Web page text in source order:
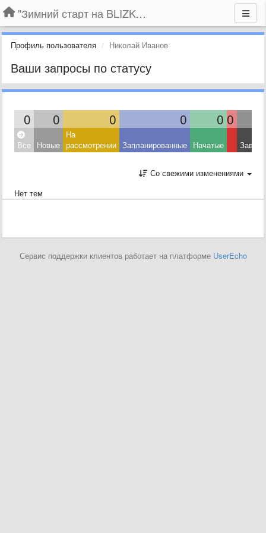
"Зимний старт на BLIZKO.ru". Конкурс компаний
Профиль пользователя Николай Иванов
Ваши запросы по статусу
0 0 0 0 0 0
Все Новые
На
рассмотрении Запланированные Начатые
Со свежими изменениями
Нет тем
Сервис поддержки клиентов работает на платформе UserEcho